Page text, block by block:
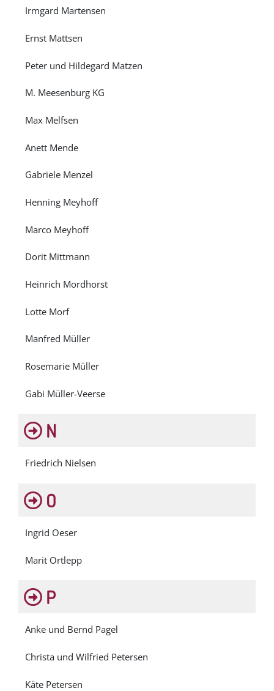
Irmgard Martensen
Ernst Mattsen
Peter und Hildegard Matzen
M. Meesenburg KG
Max Melfsen
Anett Mende
Gabriele Menzel
Henning Meyhoff
Marco Meyhoff
Dorit Mittmann
Heinrich Mordhorst
Lotte Morf
Manfred Müller
Rosemarie Müller
Gabi Müller-Veerse
N
Friedrich Nielsen
O
Ingrid Oeser
Marit Ortlepp
P
Anke und Bernd Pagel
Christa und Wilfried Petersen
Käte Petersen